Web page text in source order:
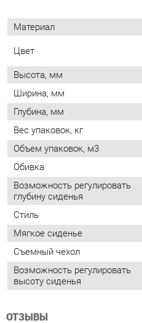
Ширина, мм
Объем упаковок, м3
Обивка
Возможность регулировать
глубину сиденья
Стиль
Мягкое сиденье
Съемный чехол
Возможность регулировать
высоту сиденья
ОТЗЫВЫ